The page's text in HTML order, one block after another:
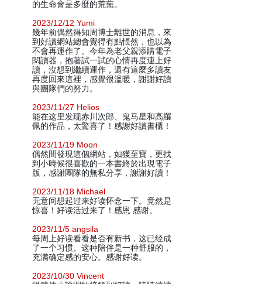
的生命會是多麼的荒蕪。
2023/12/12 Yumi
幾年前偶然得知周博士離世的消息，來
到好讀網站總會覺得有點悵然，也以為
不會再運作了。今年為老父親添購電子
閱讀器，抱著試一試的心情再度連上好
讀，沒想到繼續運作，還有這麼多讀友
再度回來這裡，感覺很溫暖，謝謝好讀
與團隊們的努力。
2023/11/27 Helios
能在这里发现赤川次郎、鬼马星和高羅
佩的作品，太驚喜了！感謝好讀書櫃！
2023/11/19 Moon
偶然間發現這個網站，如獲至寶，更找
到小時候很喜歡的一本書終於出現電子
版，感謝團隊的無私分享，謝謝好讀！
2023/11/18 Michael
无意间想起过来好读怀念一下。竟然是
惊喜！好读活过来了！感恩 感谢。
2023/11/5 angsila
每周上好读看看是否有新书，这已经成
了一个习惯。这种陪伴是一种舒服的，
充满确定感的安心。感谢好读。
2023/10/30 Vincent